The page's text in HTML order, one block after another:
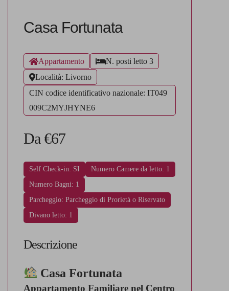
Casa Fortunata
Appartamento
N. posti letto 3
Località: Livorno
CIN codice identificativo nazionale: IT049
009C2MYJHYNE6
Da €67
Self Check-in: SI
Numero Camere da letto: 1
Numero Bagni: 1
Parcheggio: Parcheggio di Prorietà o Riservato
Divano letto: 1
Descrizione
Casa Fortunata
Appartamento Familiare nel Centro